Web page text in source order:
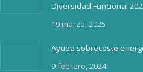
Diversidad Funcional
19 marzo, 2025
Ayuda sobrecoste
9 febrero, 2024